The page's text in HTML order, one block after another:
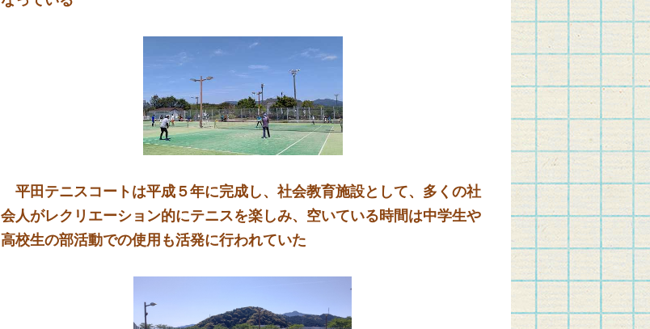
平田テニスコートは平成５年に完成し、社会教育施設として、多くの社
会人がレクリエーション的にテニスを楽しみ、空いている時間は中学生や
高校生の部活動での使用も活発に行われていた